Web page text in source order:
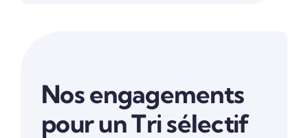
Nos engagements
pour un Tri sélectif